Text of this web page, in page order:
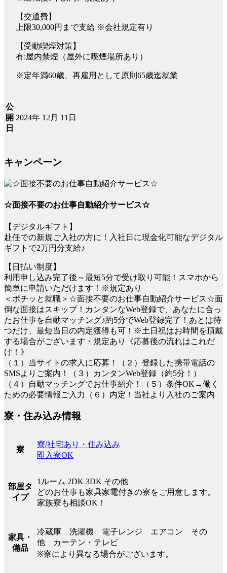
【交通費】
上限30,000円まで支給 ※会社規定有り
【受動喫煙対策】
有:屋内禁煙（屋外に喫煙場所あり）
※定年満60歳、再雇用として原則65歳迄就業
公
開
日
2024年 12月 11日
キャンペーン
☆面接不要のお仕事自動紹介サービス☆
【デジタルギフト】
赴任での新規ご入社の方に！入社日に現金化可能なデジタル
ギフトで2万円分支給♪
【日払い制度】
利用申し込み完了後～最短5分で受け取り可能！スマホから
簡単に申請いただけます！※規定あり
＜ポチッと就職＞☆面接不要のお仕事自動紹介サービス☆面
倒な面接はスキップ！カンタンなWeb登録で、あなたに合っ
たお仕事を自動マッチング♪約5分でWeb登録完了！あとは待
つだけ、最短当日の内定獲得も可！※土日祝はお時間を頂戴
する場合がございます・規定あり《応募後の流れはこれだ
け！》
（１）当サイトの求人に応募！（２）登録した携帯電話の
SMSよりご案内！（３）カンタンWeb登録（約5分！）
（４）自動マッチングでお仕事紹介！（５）条件OK→働く
ための必要情報ご入力（６）内定！当社より入社のご案内
寮・住み込み情報
寮
寮/社宅あり・住み込み
即入寮OK
部屋タ
イプ
1ルーム 2DK 3DK その他
どのお仕事も家具家電付きの寮をご用意します。
家族寮も相談OK！
家具・
備品
冷蔵庫 洗濯機 電子レンジ エアコン その
他 カーテン・テレビ
※寮により異なる場合がございます。